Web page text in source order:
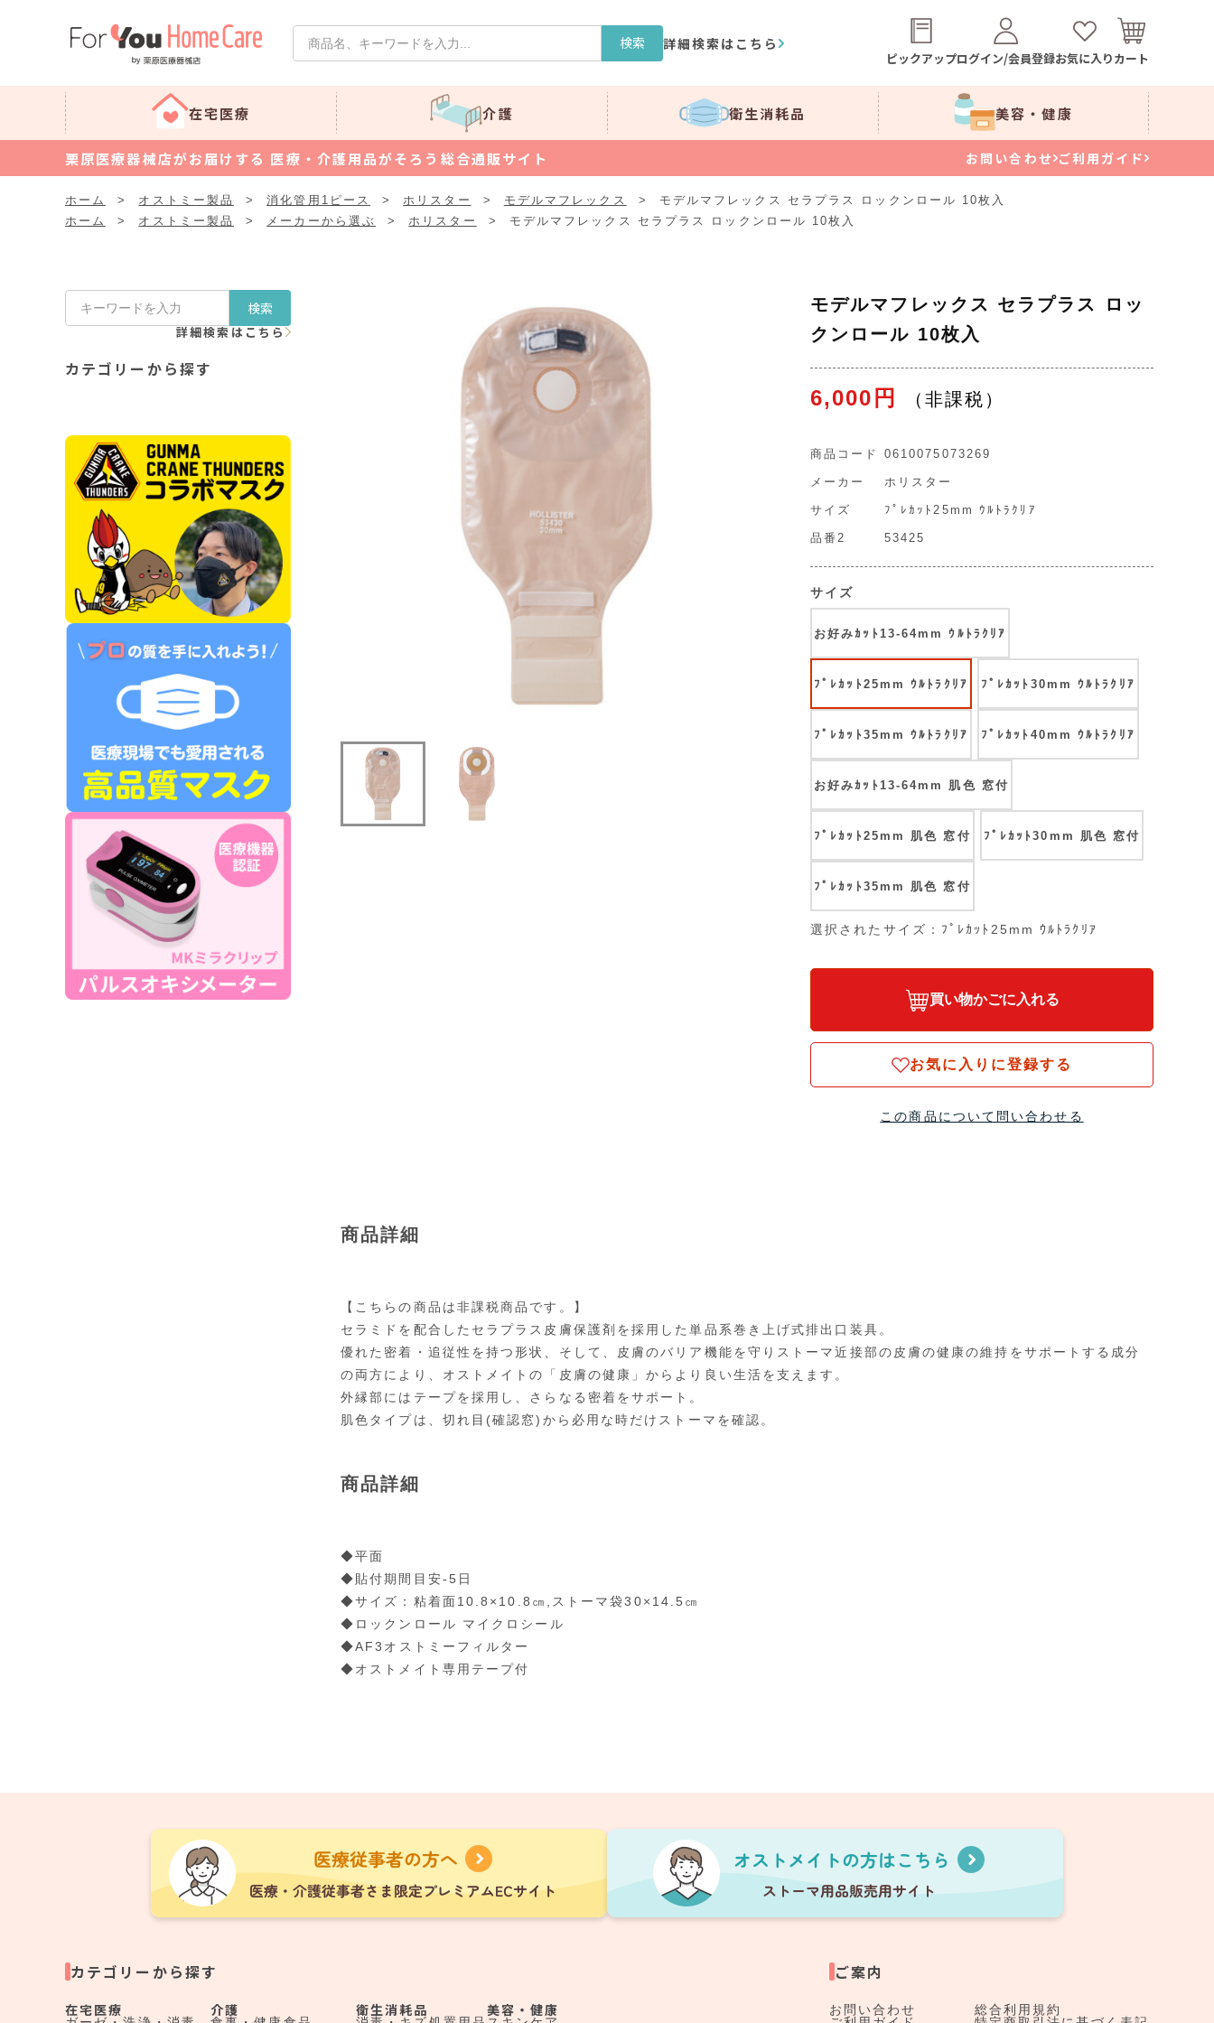
検索 詳細検索はこちら
ピックアップログイン/会員登録お気に入りカート
在宅医療 介護 衛生消耗品 美容・健康
栗原医療器械店がお届けする 医療・介護用品がそろう総合通販サイト お問い合わせ ご利用ガイド
ホーム > オストミー製品 > 消化管用1ピース > ホリスター > モデルマフレックス >
モデルマフレックス セラプラス ロックンロール 10枚入
ホーム
> オストミー製品 > メーカーから選ぶ > ホリスター > モデルマフレックス セラプラス ロックンロール 10枚入
検索
詳細検索はこちら
カテゴリーから探す
モデルマフレックス セラプラス ロッ
クンロール 10枚入
6,000円
商品コード 0610075073269
メーカー ホリスター
サイズ ﾌﾟﾚｶｯﾄ25mm ｳﾙﾄﾗｸﾘｱ
品番2 53425
サイズ
お好みｶｯﾄ13-64mm ｳﾙﾄﾗｸﾘｱ
ﾌﾟﾚｶｯﾄ25mm ｳﾙﾄﾗｸﾘｱ ﾌﾟﾚｶｯﾄ30mm ｳﾙﾄﾗｸﾘｱ
ﾌﾟﾚｶｯﾄ35mm ｳﾙﾄﾗｸﾘｱ ﾌﾟﾚｶｯﾄ40mm ｳﾙﾄﾗｸﾘｱ
お好みｶｯﾄ13-64mm 肌色 窓付
ﾌﾟﾚｶｯﾄ25mm 肌色 窓付 ﾌﾟﾚｶｯﾄ30mm 肌色 窓付
ﾌﾟﾚｶｯﾄ35mm 肌色 窓付
選択されたサイズ：ﾌﾟﾚｶｯﾄ25mm ｳﾙﾄﾗｸﾘｱ
買い物かごに入れる
お気に入りに登録する
この商品について問い合わせる
商品詳細
【こちらの商品は非課税商品です。】
セラミドを配合したセラプラス皮膚保護剤を採用した単品系巻き上げ式排出口装具。
優れた密着・追従性を持つ形状、そして、皮膚のバリア機能を守りストーマ近接部の皮膚の健康の維持をサポートする成分
の両方により、オストメイトの「皮膚の健康」からより良い生活を支えます。
外縁部にはテープを採用し、さらなる密着をサポート。
肌色タイプは、切れ目(確認窓)から必用な時だけストーマを確認。
商品詳細
◆平面
◆貼付期間目安-5日
◆サイズ：粘着面10.8×10.8㎝,ストーマ袋30×14.5㎝
◆ロックンロール マイクロシール
◆AF3オストミーフィルター
◆オストメイト専用テープ付
カテゴリーから探す
在宅医療 介護 衛生消耗品 美容・健康
ご案内
お問い合わせ
総合利用規約